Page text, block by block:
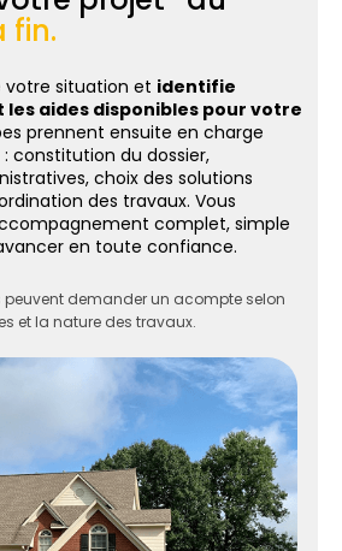
fin.
votre situation et identifie
aides disponibles pour votre
prennent ensuite en charge
constitution du dossier,
choix des solutions
des travaux. Vous
complet, simple
en toute confiance.
demander un acompte selon
et la nature des travaux.